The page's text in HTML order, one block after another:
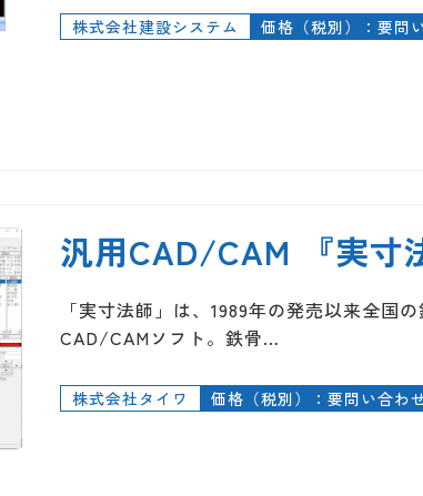
株式会社建設システム 価格（税別）：要問
汎用CAD/CAM 『実寸
「実寸法師」は、1989年の発売以来全国
CAD/CAMソフト。鉄骨…
株式会社タイワ 価格（税別）：要問い合わ